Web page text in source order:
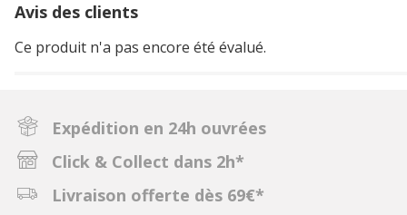
Avis des clients
Ce produit n'a pas encore été évalué.
Expédition en 24h ouvrées
Click & Collect dans 2h*
Livraison offerte dès 69€*